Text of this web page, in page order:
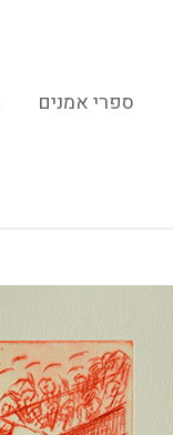
ספרי אמנים